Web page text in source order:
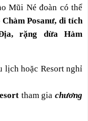
Mũi Né đoàn có thể
Chàm Posanư, di tích
rặng dừa Hàm
lịch hoặc Resort nghỉ
tham giachương